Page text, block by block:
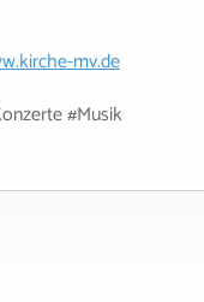
mv.de
#Musik